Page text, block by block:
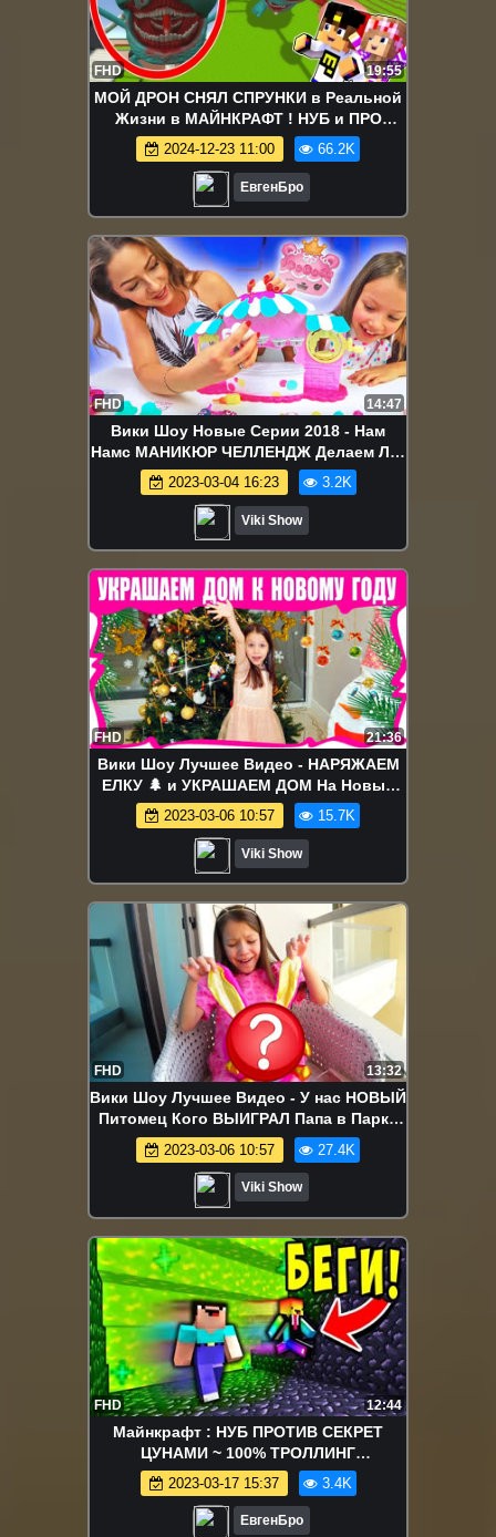
FHD 19:55
МОЙ ДРОН СНЯЛ СПРУНКИ в Реальной
Жизни в МАЙНКРАФТ ! НУБ и ПРО
ДЕВУШКА ВИДЕО ТРОЛЛИНГ
MINECRAFT
2024-12-23 11:00 66.2K
ЕвгенБро
FHD 14:47
Вики Шоу Новые Серии 2018 - Нам
Намс МАНИКЮР ЧЕЛЛЕНДЖ Делаем Лак
для Ногтей Num Noms Scented Nail
Polish Maker / Вики Шоу
2023-03-04 16:23 3.2K
Viki Show
FHD 21:36
Вики Шоу Лучшее Видео - НАРЯЖАЕМ
ЕЛКУ 🌲 и УКРАШАЕМ ДОМ На Новый
ГОД / Вики Шоу
2023-03-06 10:57 15.7K
Viki Show
FHD 13:32
Вики Шоу Лучшее Видео - У нас НОВЫЙ
Питомец Кого ВЫИГРАЛ Папа в Парке
Аттракционов ВЛОГ из Дубай / Вики
Шоу
2023-03-06 10:57 27.4K
Viki Show
FHD 12:44
Майнкрафт : НУБ ПРОТИВ СЕКРЕТ
ЦУНАМИ ~ 100% ТРОЛЛИНГ
НЕВИДИМКОЙ И ЗАЩИТА ОТ НУБА /
НУБИК MINECRAFT
2023-03-17 15:37 3.4K
ЕвгенБро